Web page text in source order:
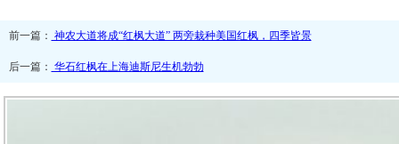
前一篇： 神农大道将成“红枫大道” 两旁栽种美国红枫，四季皆景
后一篇： 华石红枫在上海迪斯尼生机勃勃